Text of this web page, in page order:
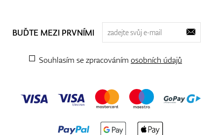
BUĎTE MEZI PRVNÍMI
Souhlasím se zpracováním osobních údajů